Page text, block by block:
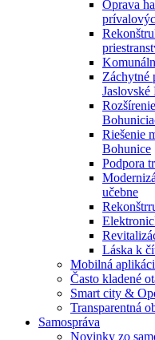
Oprava
Záchytné
Riešenie
Bohunice
Podpora
učebne
Láska k
Mobilná
Často kladené
Smart city &
Transparentná
Samospráva
Novinky zo